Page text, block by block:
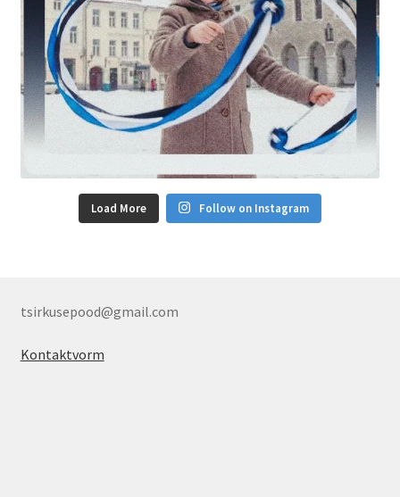
Load More Follow on Instagram
tsirkusepood@gmail.com
Kontaktvorm